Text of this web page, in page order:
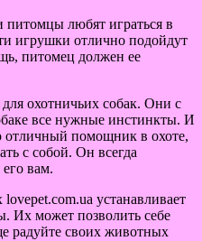
питомцы любят играться в
игрушки отлично подойдут
питомец должен ее
охотничьих собак. Они с
все нужные инстинкты. И
помощник в охоте,
с собой. Он всегда
вам.
устанавливает
Их может позволить себе
радуйте своих животных